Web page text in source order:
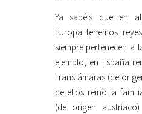
Ya sabéis que en
Europa tenemos
siempre pertenecen a
ejemplo, en España
Transtámaras (de
de ellos reinó la
(de origen